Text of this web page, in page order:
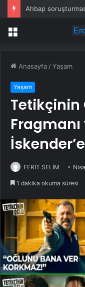
Menü
Anasayfa /Yaşam
Yaşam
Tetikçinin
FERİT SELİM
1 dakika okuma süresi